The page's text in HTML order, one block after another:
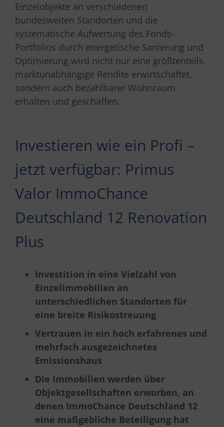
Einzelobjekte an verschiedenen
bundesweiten Standorten und die
systematische Aufwertung des Fonds-
Portfolios durch energetische Sanierung und
Optimierung wird nicht nur eine größtenteils
marktunabhängige Rendite erwirtschaftet,
sondern auch bezahlbarer Wohnraum
erhalten und geschaffen.
Investieren wie ein Profi –
jetzt verfügbar: Primus
Valor ImmoChance
Deutschland 12 Renovation
Plus
Investition in eine Vielzahl von
Einzelimmobilien an
unterschiedlichen Standorten für
eine breite Risikostreuung
Vertrauen in ein hoch erfahrenes und
mehrfach ausgezeichnetes
Emissionshaus
Die Immobilien werden über
Objektgesellschaften erworben, an
denen ImmoChance Deutschland 12
eine maßgebliche Beteiligung hat